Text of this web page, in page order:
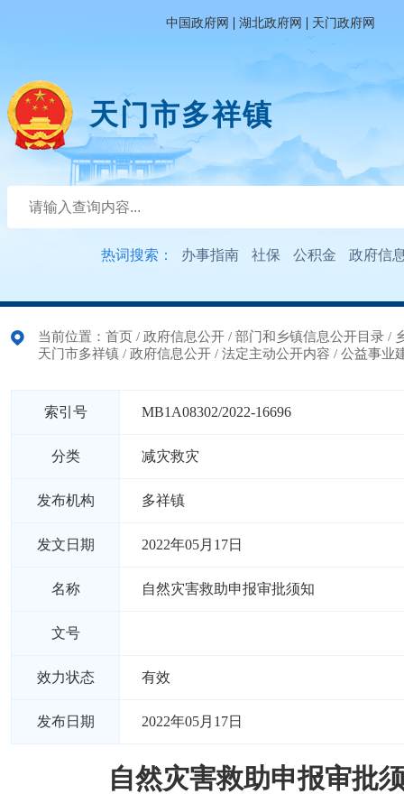
中国政府网 | 湖北政府网 | 天门政府网
天门市多祥镇
热词搜索： 办事指南 社保 公积金 政府信
当前位置： 首页 / 政府信息公开 / 部门和乡镇信息公开目录 /
天门市多祥镇 / 政府信息公开 / 法定主动公开内容 / 公益事业
索引号 MB1A08302/2022-16696
分类 减灾救灾
发布机构 多祥镇
发文日期 2022年05月17日
名称 自然灾害救助申报审批须知
文号
效力状态 有效
发布日期 2022年05月17日
自然灾害救助申报审批